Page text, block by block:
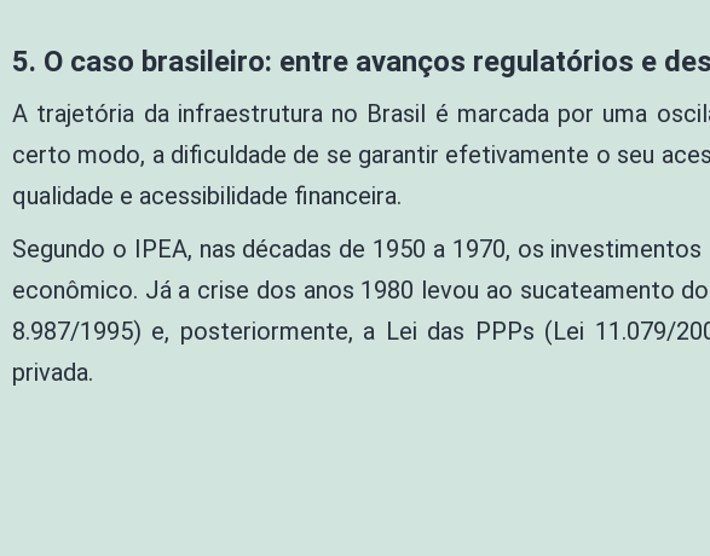
5. O caso brasileiro: entre avanços regulatórios e
A trajetória da infraestrutura no Brasil é marcada por uma
certo modo, a dificuldade de se garantir efetivamente o seu
qualidade e acessibilidade financeira.
Segundo o IPEA, nas décadas de 1950 a 1970, os
econômico. Já a crise dos anos 1980 levou ao sucateamento
8.987/1995) e, posteriormente, a Lei das PPPs (Lei 11.079/
privada.